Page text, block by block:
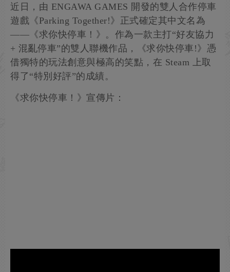
近日，由 ENGAWA GAMES 開發的雙人合作停車
遊戲《Parking Together!》正式確定其中文名為
——《求你快停車！》。作為一款主打“好友協力
+ 混亂停車”的雙人聯機作品，《求你快停車!》憑
借獨特的玩法創意與極高的笑點，在 Steam 上取
得了“特別好評”的成績。
《求你快停車！》宣傳片：